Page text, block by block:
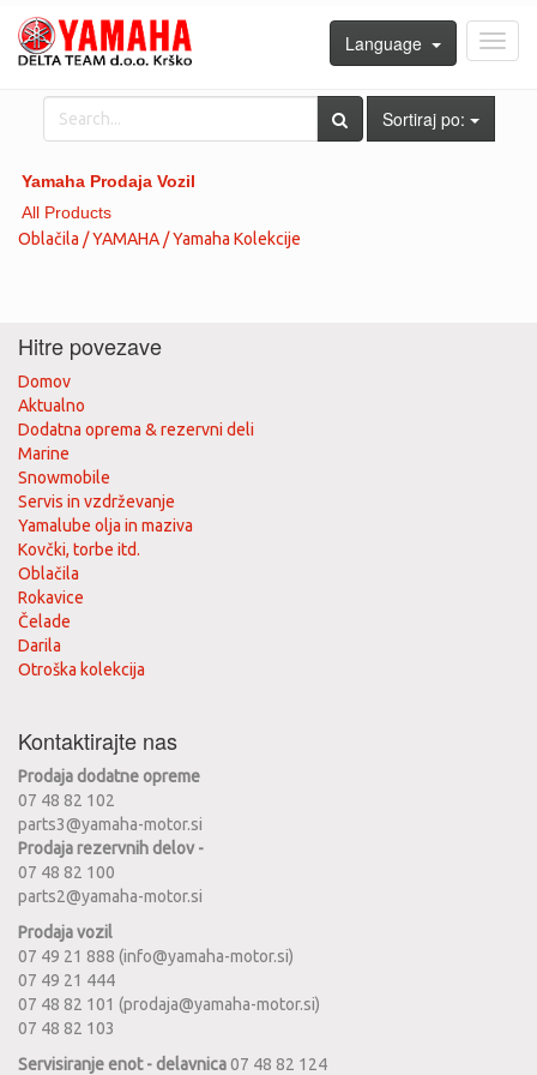
Language
Sortiraj po:
Yamaha Prodaja Vozil
All Products
Oblačila / YAMAHA / Yamaha Kolekcije
Hitre povezave
Domov
Aktualno
Dodatna oprema & rezervni deli
Marine
Snowmobile
Servis in vzdrževanje
Yamalube olja in maziva
Kovčki, torbe itd.
Oblačila
Rokavice
Čelade
Darila
Otroška kolekcija
Kontaktirajte nas
Prodaja dodatne opreme
07 48 82 102
parts3@yamaha-motor.si
Prodaja rezervnih delov -
07 48 82 100
parts2@yamaha-motor.si
Prodaja vozil
07 49 21 888 (info@yamaha-motor.si)
07 49 21 444
07 48 82 101 (prodaja@yamaha-motor.si)
07 48 82 103
Servisiranje enot - delavnica07 48 82 124